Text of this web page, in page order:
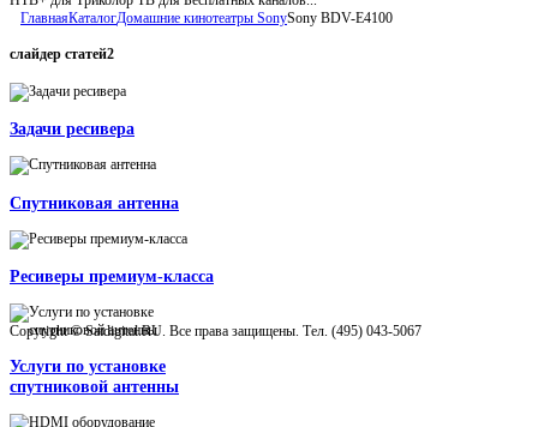
ГлавнаяКаталогДомашние кинотеатры SonySony BDV-E4100
слайдер статей2
Задачи ресивера
Спутниковая антенна
Ресиверы премиум-класса
Услуги по установке
спутниковой антенны
Copyright © Satdigital.RU. Все права защищены. Тел. (495) 043-5067